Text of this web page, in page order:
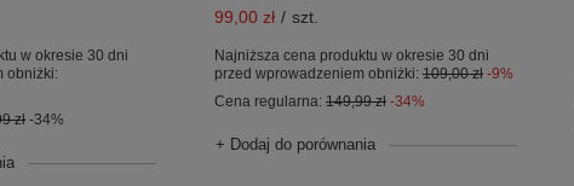
w okresie 30 dni
obniżki:
zł -34%
99,00 zł / szt.
Najniższa cena produktu w okresie 30 dni
przed wprowadzeniem obniżki: 109,00 zł -9%
Cena regularna: 149,99 zł -34%
+ Dodaj do porównania